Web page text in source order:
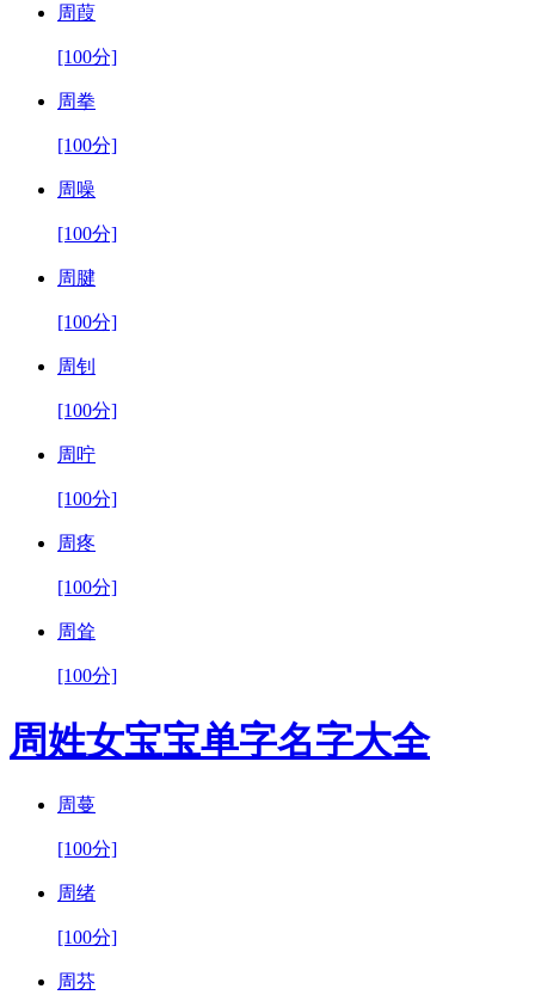
周葭
[100分]
周拳
[100分]
周噪
[100分]
周腱
[100分]
周钊
[100分]
周咛
[100分]
周疼
[100分]
周耸
[100分]
周姓女宝宝单字名字大全
周蔓
[100分]
周绪
[100分]
周芬